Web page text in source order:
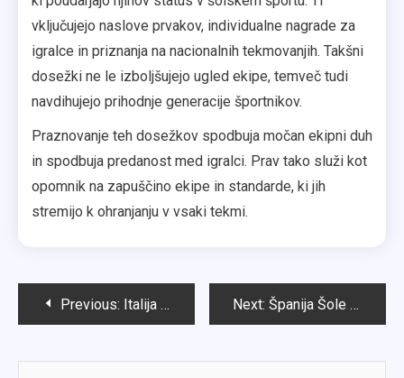
vključujejo naslove prvakov, individualne nagrade za
igralce in priznanja na nacionalnih tekmovanjih. Takšni
dosežki ne le izboljšujejo ugled ekipe, temveč tudi
navdihujejo prihodnje generacije športnikov.
Praznovanje teh dosežkov spodbuja močan ekipni duh
in spodbuja predanost med igralci. Prav tako služi kot
opomnik na zapuščino ekipe in standarde, ki jih
stremijo k ohranjanju v vsaki tekmi.
PostPrevious: Italija Šole Ekipa: Primerjave dediščine, Zgodovinski kontekst, Pretekle predstave Next: Španija Šole Ekipa: Tehnike nadzora žoge, Slogi pritiska, Prehodna igra